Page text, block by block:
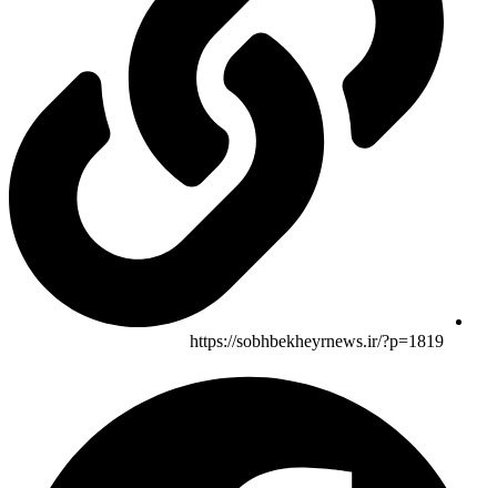
https://sobhbekheyrnews.ir/?p=1819